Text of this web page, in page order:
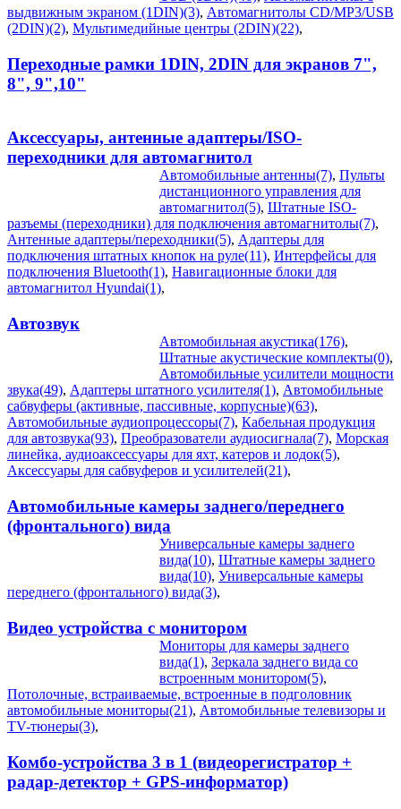
выдвижным экраном (1DIN)(3), Автомагнитолы CD/MP3/USB
(2DIN)(2), Мультимедийные центры (2DIN)(22),
Переходные рамки 1DIN, 2DIN для экранов 7",
8", 9",10"
Аксессуары, антенные адаптеры/ISO-
переходники для автомагнитол
Автомобильные антенны(7), Пульты
дистанционного управления для
автомагнитол(5), Штатные ISO-
разъемы (переходники) для подключения автомагнитолы(7),
Антенные адаптеры/переходники(5), Адаптеры для
подключения штатных кнопок на руле(11), Интерфейсы для
подключения Bluetooth(1), Навигационные блоки для
автомагнитол Hyundai(1),
Автозвук
Автомобильная акустика(176),
Штатные акустические комплекты(0),
Автомобильные усилители мощности
звука(49), Адаптеры штатного усилителя(1), Автомобильные
сабвуферы (активные, пассивные, корпусные)(63),
Автомобильные аудиопроцессоры(7), Кабельная продукция
для автозвука(93), Преобразователи аудиосигнала(7), Морская
линейка, аудиоаксессуары для яхт, катеров и лодок(5),
Аксессуары для сабвуферов и усилителей(21),
Автомобильные камеры заднего/переднего
(фронтального) вида
Универсальные камеры заднего
вида(10), Штатные камеры заднего
вида(10), Универсальные камеры
переднего (фронтального) вида(3),
Видео устройства c монитором
Мониторы для камеры заднего
вида(1), Зеркала заднего вида со
встроенным монитором(5),
Потолочные, встраиваемые, встроенные в подголовник
автомобильные мониторы(21), Автомобильные телевизоры и
TV-тюнеры(3),
Комбо-устройства 3 в 1 (видеорегистратор +
радар-детектор + GPS-информатор)